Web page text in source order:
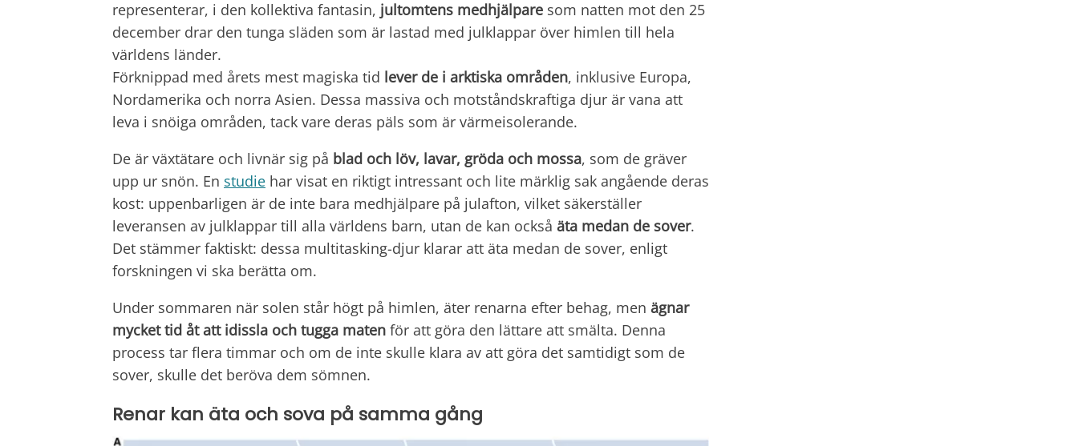
representerar, i den kollektiva fantasin, jultomtens medhjälpare som natten mot den 25
december drar den tunga släden som är lastad med julklappar över himlen till hela
världens länder.
Förknippad med årets mest magiska tid lever de i arktiska områden, inklusive Europa,
Nordamerika och norra Asien. Dessa massiva och motståndskraftiga djur är vana att
leva i snöiga områden, tack vare deras päls som är värmeisolerande.
De är växtätare och livnär sig på blad och löv, lavar, gröda och mossa, som de gräver
upp ur snön. En studie har visat en riktigt intressant och lite märklig sak angående deras
kost: uppenbarligen är de inte bara medhjälpare på julafton, vilket säkerställer
leveransen av julklappar till alla världens barn, utan de kan också äta medan de sover.
Det stämmer faktiskt: dessa multitasking-djur klarar att äta medan de sover, enligt
forskningen vi ska berätta om.
Under sommaren när solen står högt på himlen, äter renarna efter behag, men ägnar
mycket tid åt att idissla och tugga maten för att göra den lättare att smälta. Denna
process tar flera timmar och om de inte skulle klara av att göra det samtidigt som de
sover, skulle det beröva dem sömnen.
Renar kan äta och sova på samma gång